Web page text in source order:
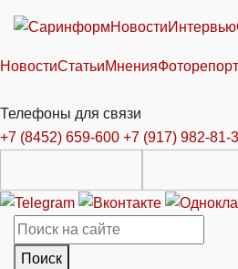
НовостиИнтервью
НовостиСтатьиМнения
Телефоны для связи
+7 (8452) 659-600 +7 (917) 982-81-
Поиск